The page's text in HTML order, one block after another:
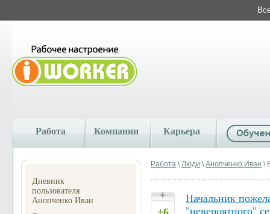
Работа Компании Карьера
Дневник
пользователя
Анопченко Иван
Работа \Люди \Анопченко Иван \
+
Начальник
"невероятного"